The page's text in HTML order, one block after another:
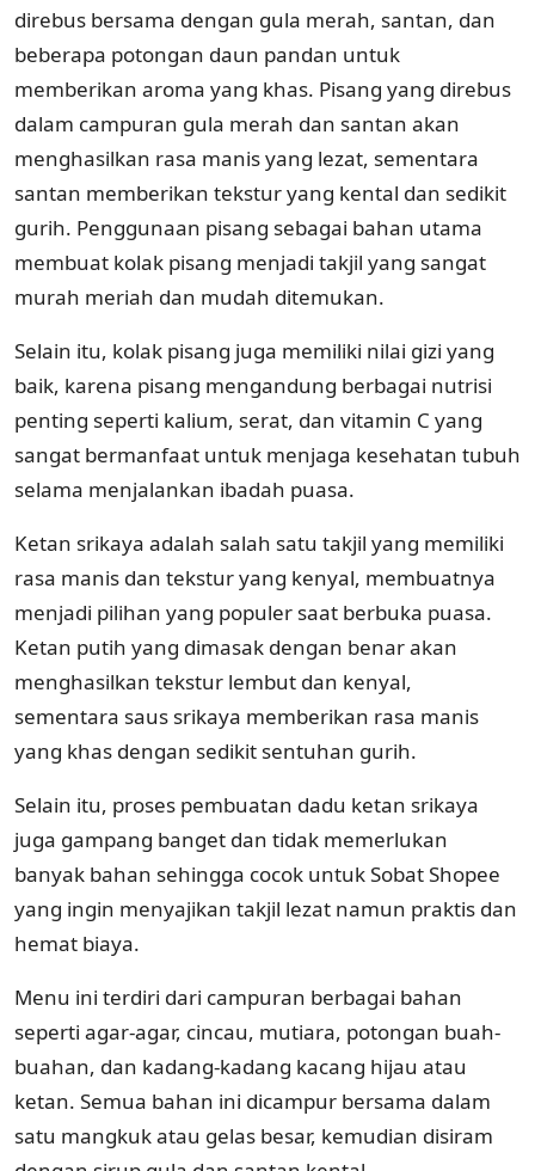
direbus bersama dengan gula merah, santan, dan
beberapa potongan daun pandan untuk
memberikan aroma yang khas. Pisang yang direbus
dalam campuran gula merah dan santan akan
menghasilkan rasa manis yang lezat, sementara
santan memberikan tekstur yang kental dan sedikit
gurih. Penggunaan pisang sebagai bahan utama
membuat kolak pisang menjadi takjil yang sangat
murah meriah dan mudah ditemukan.
Selain itu, kolak pisang juga memiliki nilai gizi yang
baik, karena pisang mengandung berbagai nutrisi
penting seperti kalium, serat, dan vitamin C yang
sangat bermanfaat untuk menjaga kesehatan tubuh
selama menjalankan ibadah puasa.
Ketan srikaya adalah salah satu takjil yang memiliki
rasa manis dan tekstur yang kenyal, membuatnya
menjadi pilihan yang populer saat berbuka puasa.
Ketan putih yang dimasak dengan benar akan
menghasilkan tekstur lembut dan kenyal,
sementara saus srikaya memberikan rasa manis
yang khas dengan sedikit sentuhan gurih.
Selain itu, proses pembuatan dadu ketan srikaya
juga gampang banget dan tidak memerlukan
banyak bahan sehingga cocok untuk Sobat Shopee
yang ingin menyajikan takjil lezat namun praktis dan
hemat biaya.
Menu ini terdiri dari campuran berbagai bahan
seperti agar-agar, cincau, mutiara, potongan buah-
buahan, dan kadang-kadang kacang hijau atau
ketan. Semua bahan ini dicampur bersama dalam
satu mangkuk atau gelas besar, kemudian disiram